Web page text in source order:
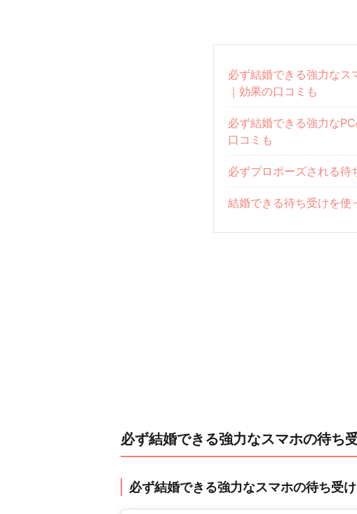
必ず結婚できる強力なス
｜効果の口コミも
必ず結婚できる強力な
口コミも
必ずプロポーズされる待
結婚できる待ち受けを使
必ず結婚できる強力なスマホの待ち
必ず結婚できる強力なスマホの待ち受